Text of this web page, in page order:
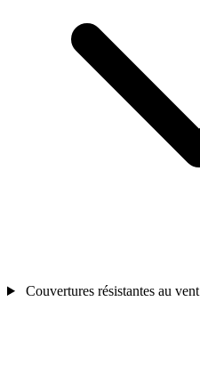
Couvertures résistantes au vent